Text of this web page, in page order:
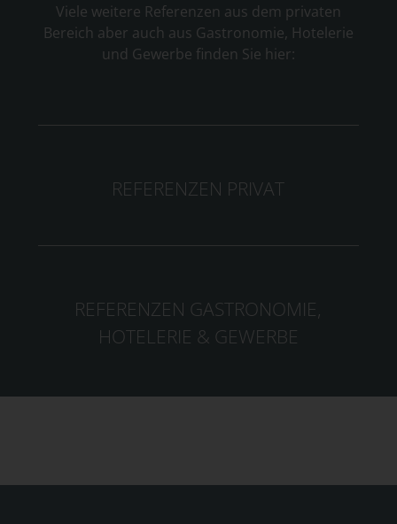
Viele weitere Referenzen aus dem privaten
Bereich aber auch aus Gastronomie, Hotelerie
und Gewerbe finden Sie hier:
REFERENZEN PRIVAT
REFERENZEN GASTRONOMIE,
HOTELERIE & GEWERBE